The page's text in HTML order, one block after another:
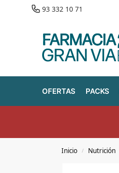
93 332 10 71
OFERTAS PACKS
Inicio / Nutrición